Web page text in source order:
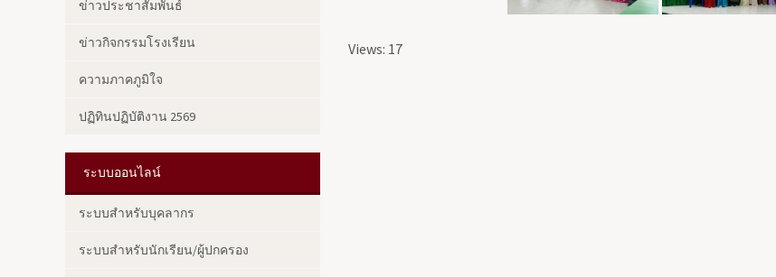
Views: 17
ข่าวประชาสัมพันธ์
ข่าวกิจกรรมโรงเรียน
ความภาคภูมิใจ
ปฏิทินปฏิบัติงาน 2569
ระบบออนไลน์
ระบบสำหรับบุคลากร
ระบบสำหรับนักเรียน/ผู้ปกครอง